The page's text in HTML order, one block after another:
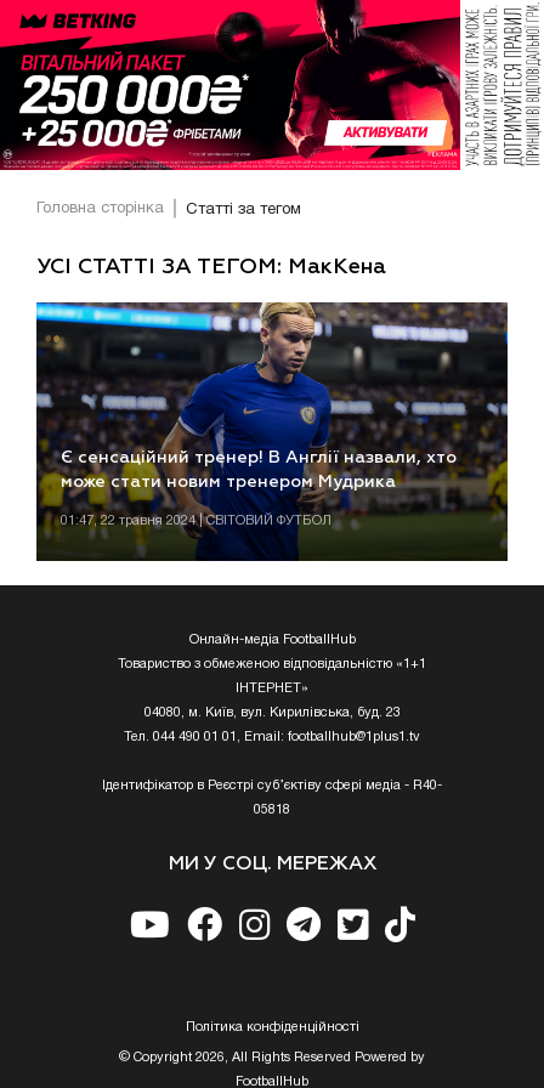
Головна сторінка Статті за тегом
УСІ СТАТТІ ЗА ТЕГОМ: МакКена
Є сенсаційний тренер! В Англії назвали, хто
може стати новим тренером Мудрика
01:47, 22 травня 2024 | СВІТОВИЙ ФУТБОЛ
Онлайн-медіа FootballHub
Товариство з обмеженою відповідальністю «1+1
ІНТЕРНЕТ»
04080, м. Київ, вул. Кирилівська, буд. 23
Тел. 044 490 01 01, Email: footballhub@1plus1.tv
Ідентифікатор в Реєстрі суб’єктіву сфері медіа - R40-
05818
МИ У СОЦ. МЕРЕЖАХ
Полiтика конфiденцiйностi
© Copyright 2026, All Rights Reserved Powered by
FootballHub